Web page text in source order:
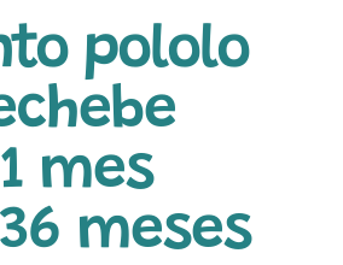
pololo
mes
meses